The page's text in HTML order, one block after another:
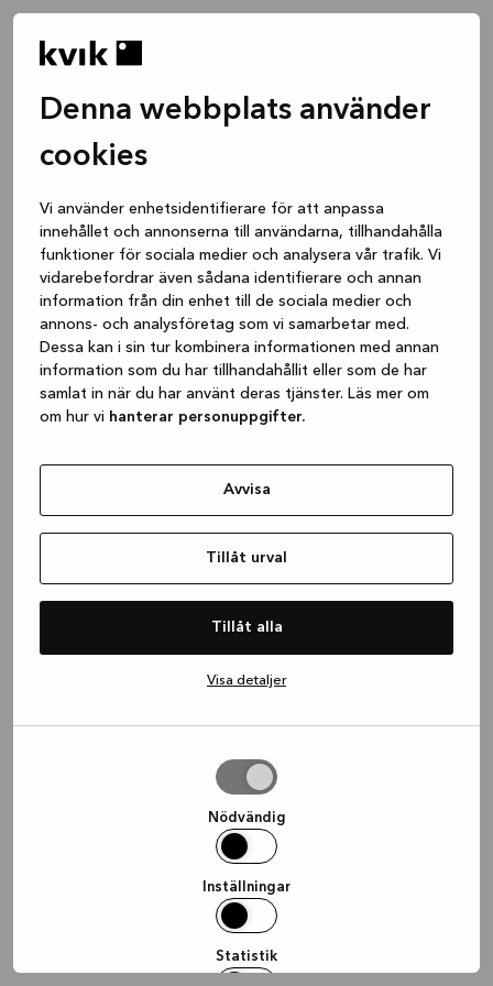
Denna webbplats använder
cookies
Vi använder enhetsidentifierare för att anpassa
innehållet och annonserna till användarna, tillhandahålla
funktioner för sociala medier och analysera vår trafik. Vi
vidarebefordrar även sådana identifierare och annan
information från din enhet till de sociala medier och
annons- och analysföretag som vi samarbetar med.
Dessa kan i sin tur kombinera informationen med annan
information som du har tillhandahållit eller som de har
samlat in när du har använt deras tjänster. Läs mer om
om hur vi hanterar personuppgifter.
Avvisa
Tillåt urval
Tillåt alla
Visa detaljer
Nödvändig
Inställningar
Statistik
(see the browser console for more
information).